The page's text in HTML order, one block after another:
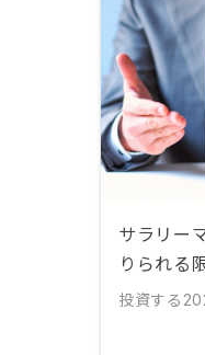
サラリー
りられる
投資する